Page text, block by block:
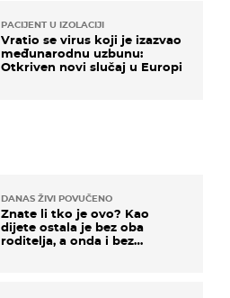
PACIJENT U IZOLACIJI
Vratio se virus koji je izazvao
međunarodnu uzbunu:
Otkriven novi slučaj u Europi
DANAS ŽIVI POVUČENO
Znate li tko je ovo? Kao
dijete ostala je bez oba
roditelja, a onda i bez